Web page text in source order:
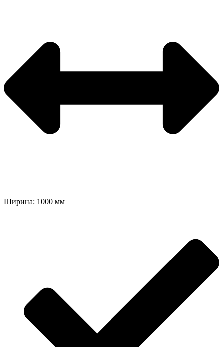
Ширина: 1000 мм